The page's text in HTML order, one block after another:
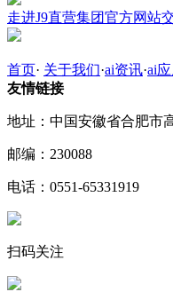
走进J9直营集团官方网站
首页· 关于我们·ai资讯·ai应
友情链接
地址：中国安徽省合肥市
邮编：230088
电话：0551-65331919
扫码关注